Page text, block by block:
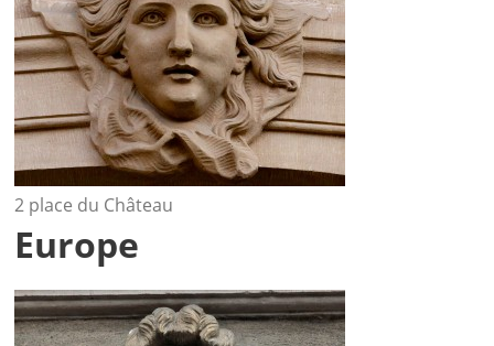
2 place du Château
Europe